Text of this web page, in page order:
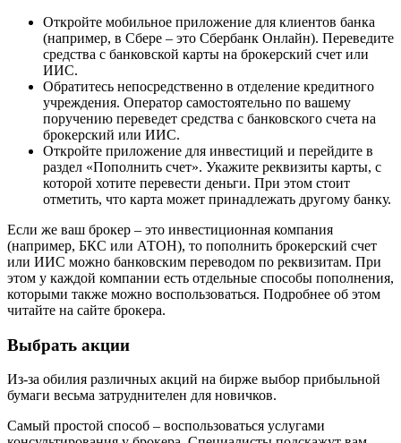
Откройте мобильное приложение для клиентов банка
(например, в Сбере – это Сбербанк Онлайн). Переведите
средства с банковской карты на брокерский счет или
ИИС.
Обратитесь непосредственно в отделение кредитного
учреждения. Оператор самостоятельно по вашему
поручению переведет средства с банковского счета на
брокерский или ИИС.
Откройте приложение для инвестиций и перейдите в
раздел «Пополнить счет». Укажите реквизиты карты, с
которой хотите перевести деньги. При этом стоит
отметить, что карта может принадлежать другому банку.
Если же ваш брокер – это инвестиционная компания
(например, БКС или АТОН), то пополнить брокерский счет
или ИИС можно банковским переводом по реквизитам. При
этом у каждой компании есть отдельные способы пополнения,
которыми также можно воспользоваться. Подробнее об этом
читайте на сайте брокера.
Выбрать акции
Из-за обилия различных акций на бирже выбор прибыльной
бумаги весьма затруднителен для новичков.
Самый простой способ – воспользоваться услугами